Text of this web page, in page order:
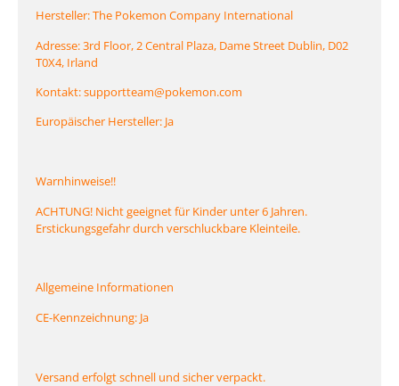
Hersteller: The Pokemon Company International
Adresse: 3rd Floor, 2 Central Plaza, Dame Street Dublin, D02
T0X4, Irland
Kontakt: supportteam@pokemon.com
Europäischer Hersteller: Ja
Warnhinweise!!
ACHTUNG! Nicht geeignet für Kinder unter 6 Jahren.
Erstickungsgefahr durch verschluckbare Kleinteile.
Allgemeine Informationen
CE-Kennzeichnung: Ja
Versand erfolgt schnell und sicher verpackt.